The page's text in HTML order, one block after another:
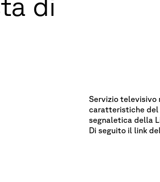
Servizio televisivo
caratteristiche del
segnaletica della
Di seguito il link